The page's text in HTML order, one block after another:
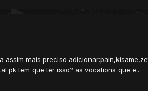
mais preciso
pk tem que ter isso? as vocations que e...